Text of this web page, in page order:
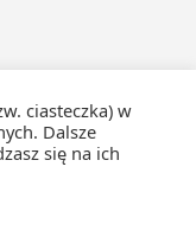
ciasteczka) w
Dalsze
się na ich